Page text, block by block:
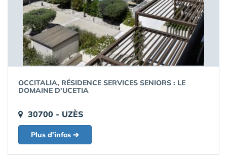
OCCITALIA, RÉSIDENCE SERVICES SENIORS : LE
DOMAINE D'UCETIA
30700 - UZÈS
Plus d'infos ➔